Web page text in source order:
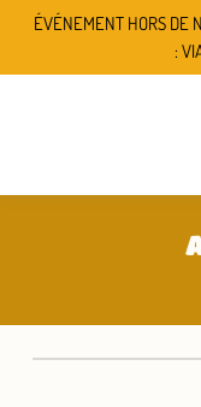
ÉVÉNEMENT HORS DE
: